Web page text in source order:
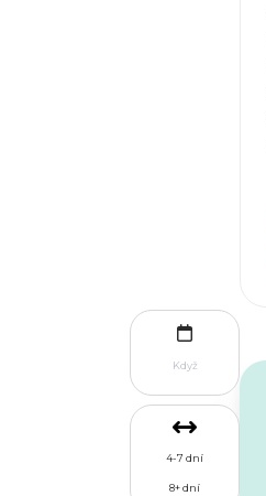
Když
4-7 dní
8+ dní